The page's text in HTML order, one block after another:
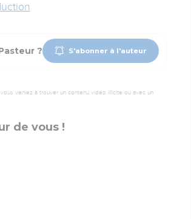
? S'abonner à l'auteur
veniez à trouver un contenu vidéo illicite ou avec un
de vous !